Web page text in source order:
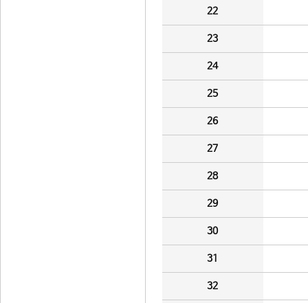
22
23
24
25
26
27
28
29
30
31
32